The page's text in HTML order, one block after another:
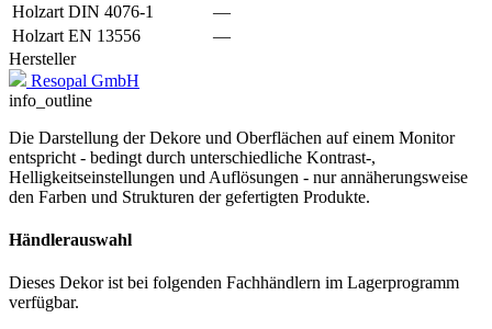
Holzart DIN 4076-1
—
Holzart EN 13556
—
Hersteller
Resopal GmbH
info_outline
Die Darstellung der Dekore und Oberflächen auf einem Monitor
entspricht - bedingt durch unterschiedliche Kontrast-,
Helligkeitseinstellungen und Auflösungen - nur annäherungsweise
den Farben und Strukturen der gefertigten Produkte.
Händlerauswahl
Dieses Dekor ist bei folgenden Fachhändlern im Lagerprogramm
verfügbar.